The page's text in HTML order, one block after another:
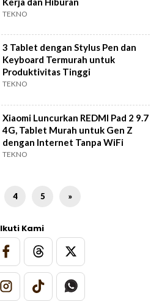
TEKNO
3 Tablet dengan Stylus Pen dan
Keyboard Termurah untuk
Produktivitas Tinggi
TEKNO
Xiaomi Luncurkan REDMI Pad 2 9.7
4G, Tablet Murah untuk Gen Z
dengan Internet Tanpa WiFi
TEKNO
4 5 »
Ikuti Kami